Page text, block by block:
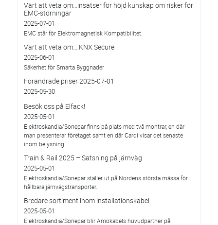
Värt att veta om…insatser för höjd kunskap om risker för
EMC-störningar
2025-07-01
EMC står för Elektromagnetisk Kompatibilitet.
Värt att veta om… KNX Secure
2025-06-01
Säkerhet för Smarta Byggnader
Förändrade priser 2025-07-01
2025-05-30
Besök oss på Elfack!
2025-05-01
Elektroskandia/Sonepar finns på plats med två montrar, en där
man presenterar företaget samt en där Cardi visar det senaste
inom belysning.
Train & Rail 2025 – Satsning på järnväg
2025-05-01
Elektroskandia/Sonepar ställer ut på Nordens största mässa för
hållbara järnvägstransporter.
Bredare sortiment inom installationskabel
2025-05-01
Elektroskandia/Sonepar blir Amokabels huvudpartner på